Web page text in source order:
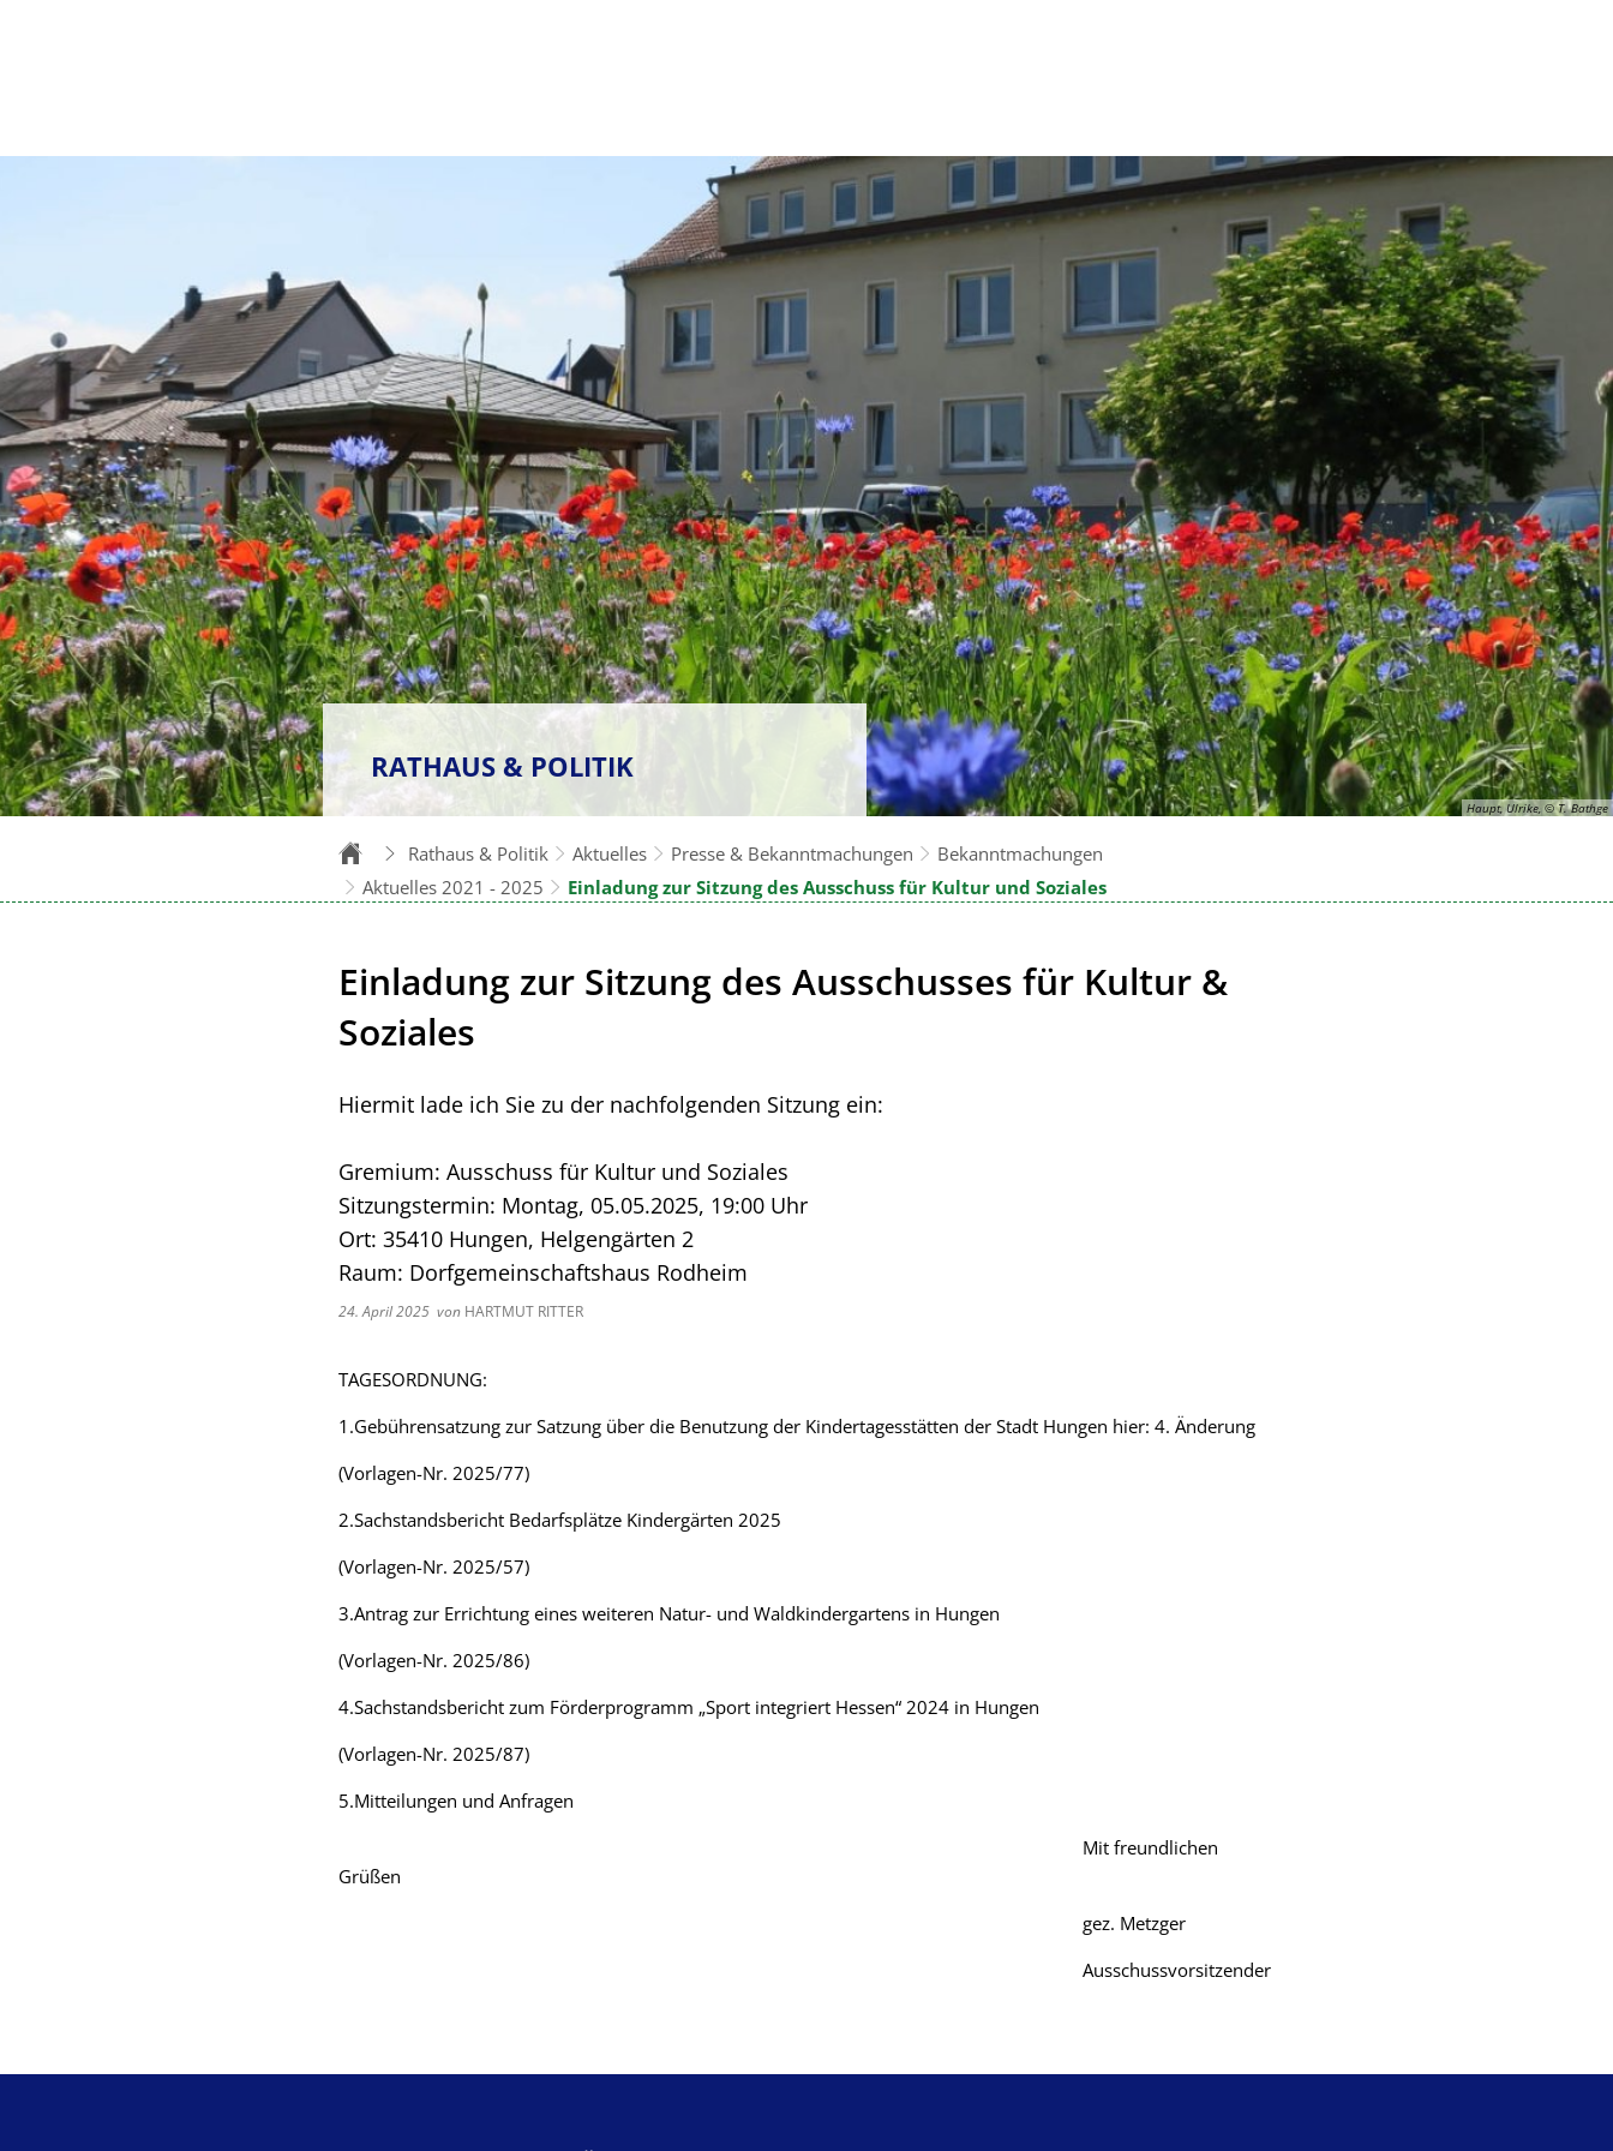
Haupt, Ulrike, © T. Bathge
RATHAUS & POLITIK
Rathaus & Politik Aktuelles Presse & Bekanntmachungen
Bekanntmachungen
Aktuelles 2021 - 2025
Einladung zur Sitzung des Ausschuss für Kultur und Soziales
Einladung zur Sitzung des Ausschusses für Kultur &
Soziales
Hiermit lade ich Sie zu der nachfolgenden Sitzung ein:
Gremium: Ausschuss für Kultur und Soziales
Sitzungstermin: Montag, 05.05.2025, 19:00 Uhr
Ort: 35410 Hungen, Helgengärten 2
Raum: Dorfgemeinschaftshaus Rodheim
24. April 2025 von HARTMUT RITTER
TAGESORDNUNG:
1.Gebührensatzung zur Satzung über die Benutzung der Kindertagesstätten der Stadt Hungen hier: 4. Änderung
(Vorlagen-Nr. 2025/77)
2.Sachstandsbericht Bedarfsplätze Kindergärten 2025
(Vorlagen-Nr. 2025/57)
3.Antrag zur Errichtung eines weiteren Natur- und Waldkindergartens in Hungen
(Vorlagen-Nr. 2025/86)
4.Sachstandsbericht zum Förderprogramm „Sport integriert Hessen“ 2024 in Hungen
(Vorlagen-Nr. 2025/87)
5.Mitteilungen und Anfragen
Mit freundlichen
Grüßen
gez. Metzger
Ausschussvorsitzender